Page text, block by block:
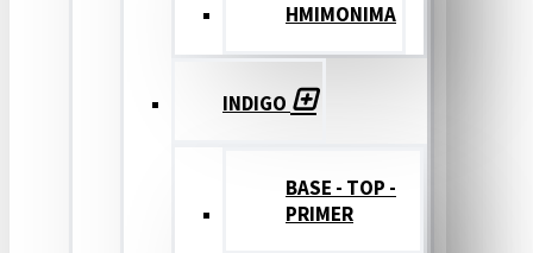
ΗΜΙΜΟΝΙΜΑ
INDIGO
BASE - TOP -
PRIMER